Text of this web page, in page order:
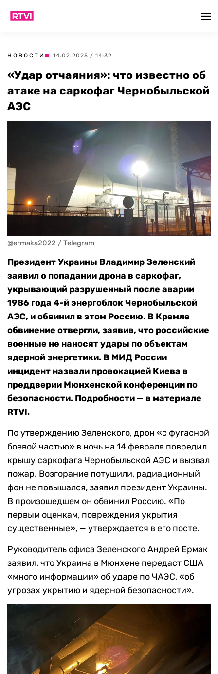
НОВОСТИ | 14.02.2025 / 14:32
«Удар отчаяния»: что известно об
атаке на саркофаг Чернобыльской
АЭС
@ermaka2022 / Telegram
Президент Украины Владимир Зеленский
заявил о попадании дрона в саркофаг,
укрывающий разрушенный после аварии
1986 года 4-й энергоблок Чернобыльской
АЭС, и обвинил в этом Россию. В Кремле
обвинение отвергли, заявив, что российские
военные не наносят удары по объектам
ядерной энергетики. В МИД России
инцидент назвали провокацией Киева в
преддверии Мюнхенской конференции по
безопасности. Подробности — в материале
RTVI.
По утверждению Зеленского, дрон «с фугасной
боевой частью» в ночь на 14 февраля повредил
крышу саркофага Чернобыльской АЭС и вызвал
пожар. Возгорание потушили, радиационный
фон не повышался, заявил президент Украины.
В произошедшем он обвинил Россию. «По
первым оценкам, повреждения укрытия
существенные», — утверждается в его посте.
Руководитель офиса Зеленского Андрей Ермак
заявил, что Украина в Мюнхене передаст США
«много информации» об ударе по ЧАЭС, «об
угрозах укрытию и ядерной безопасности».